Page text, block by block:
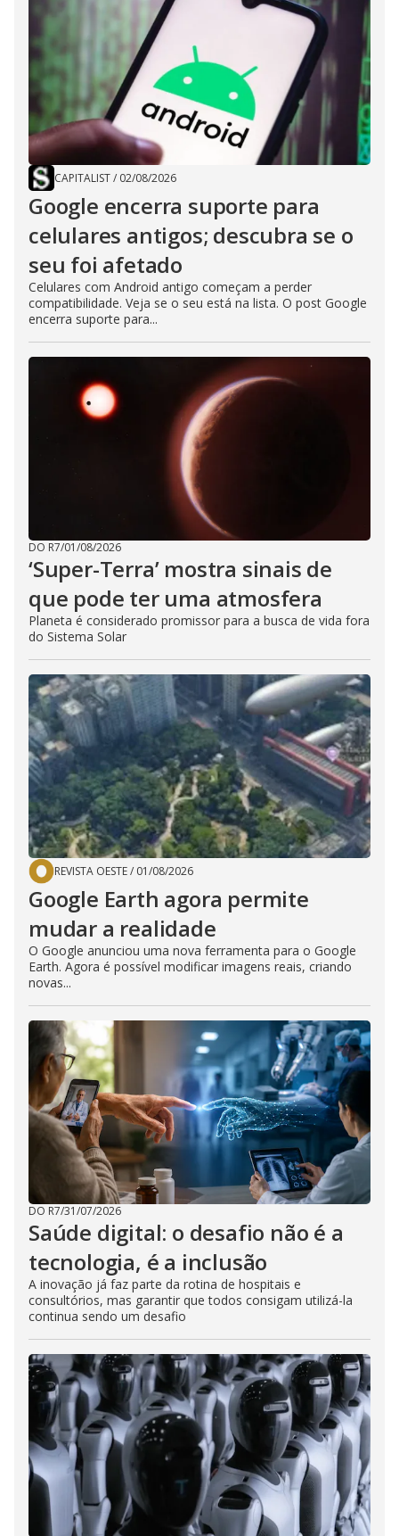
CAPITALIST/ 02/08/2026
Google encerra suporte para
celulares antigos; descubra se o
seu foi afetado
Celulares com Android antigo começam a perder
compatibilidade. Veja se o seu está na lista. O post Google
encerra suporte para...
DO R7/01/08/2026
‘Super-Terra’ mostra sinais de
que pode ter uma atmosfera
Planeta é considerado promissor para a busca de vida fora
do Sistema Solar
REVISTA OESTE/ 01/08/2026
Google Earth agora permite
mudar a realidade
O Google anunciou uma nova ferramenta para o Google
Earth. Agora é possível modificar imagens reais, criando
novas...
DO R7/31/07/2026
Saúde digital: o desafio não é a
tecnologia, é a inclusão
A inovação já faz parte da rotina de hospitais e
consultórios, mas garantir que todos consigam utilizá-la
continua sendo um desafio